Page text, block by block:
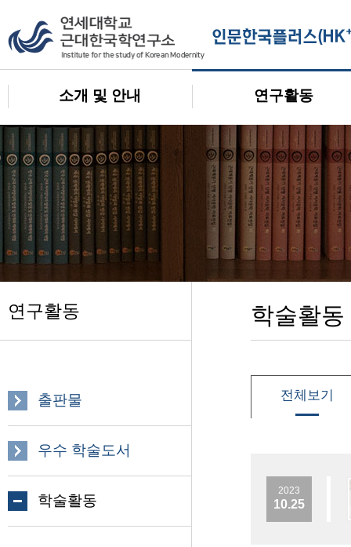
소개 및 안내 연구활동
연구활동
출판물
우수 학술도서
학술활동
학술활동
전체보기
2023
10.25